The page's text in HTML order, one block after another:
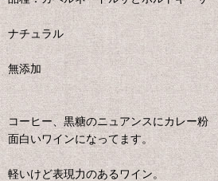
ナチュラル
無添加
コーヒー、黒糖のニュアンスにカレー粉
面白いワインになってます。
軽いけど表現力のあるワイン。